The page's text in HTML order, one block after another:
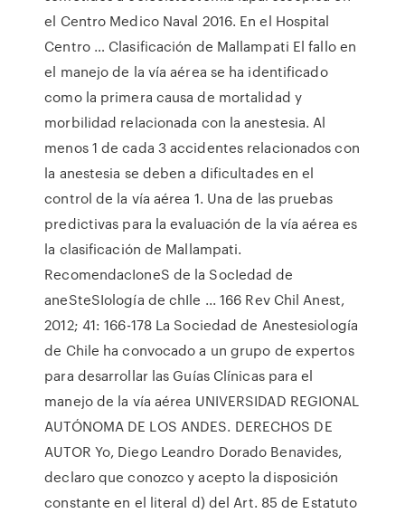
el Centro Medico Naval 2016. En el Hospital
Centro … Clasificación de Mallampati El fallo en
el manejo de la vía aérea se ha identificado
como la primera causa de mortalidad y
morbilidad relacionada con la anestesia. Al
menos 1 de cada 3 accidentes relacionados con
la anestesia se deben a dificultades en el
control de la vía aérea 1. Una de las pruebas
predictivas para la evaluación de la vía aérea es
la clasificación de Mallampati.
RecomendacIoneS de la SocIedad de
aneSteSIología de chIle ... 166 Rev Chil Anest,
2012; 41: 166-178 La Sociedad de Anestesiología
de Chile ha convocado a un grupo de expertos
para desarrollar las Guías Clínicas para el
manejo de la vía aérea UNIVERSIDAD REGIONAL
AUTÓNOMA DE LOS ANDES. DERECHOS DE
AUTOR Yo, Diego Leandro Dorado Benavides,
declaro que conozco y acepto la disposición
constante en el literal d) del Art. 85 de Estatuto